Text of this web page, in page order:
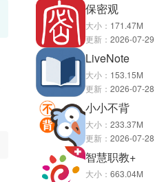
保密观
大小： 171.47M
更新： 2026-07-29
LiveNote
大小： 153.15M
更新： 2026-07-28
小小不背
大小： 233.37M
更新： 2026-07-28
智慧职教+
大小： 663.04M